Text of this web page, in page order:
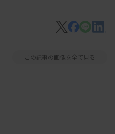
この記事の画像を全て見る